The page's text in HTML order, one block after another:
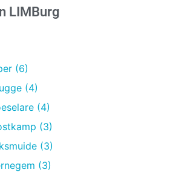
LIMBurg
(6)
(4)
(4)
(3)
(3)
(3)